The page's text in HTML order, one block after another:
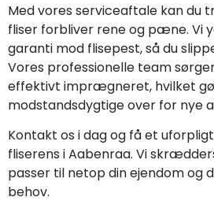
Med vores serviceaftale kan du
fliser forbliver rene og pæne. Vi
garanti mod flisepest, så du
Vores professionelle team
effektivt imprægneret, hvilket
modstandsdygtige over for nye
Kontakt os i dag og få et
fliserens i Aabenraa. Vi
passer til netop din ejendom og
behov.